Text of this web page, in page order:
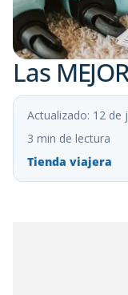
Las
Actualizado: 12 de
3 min de lectura
Tienda viajera